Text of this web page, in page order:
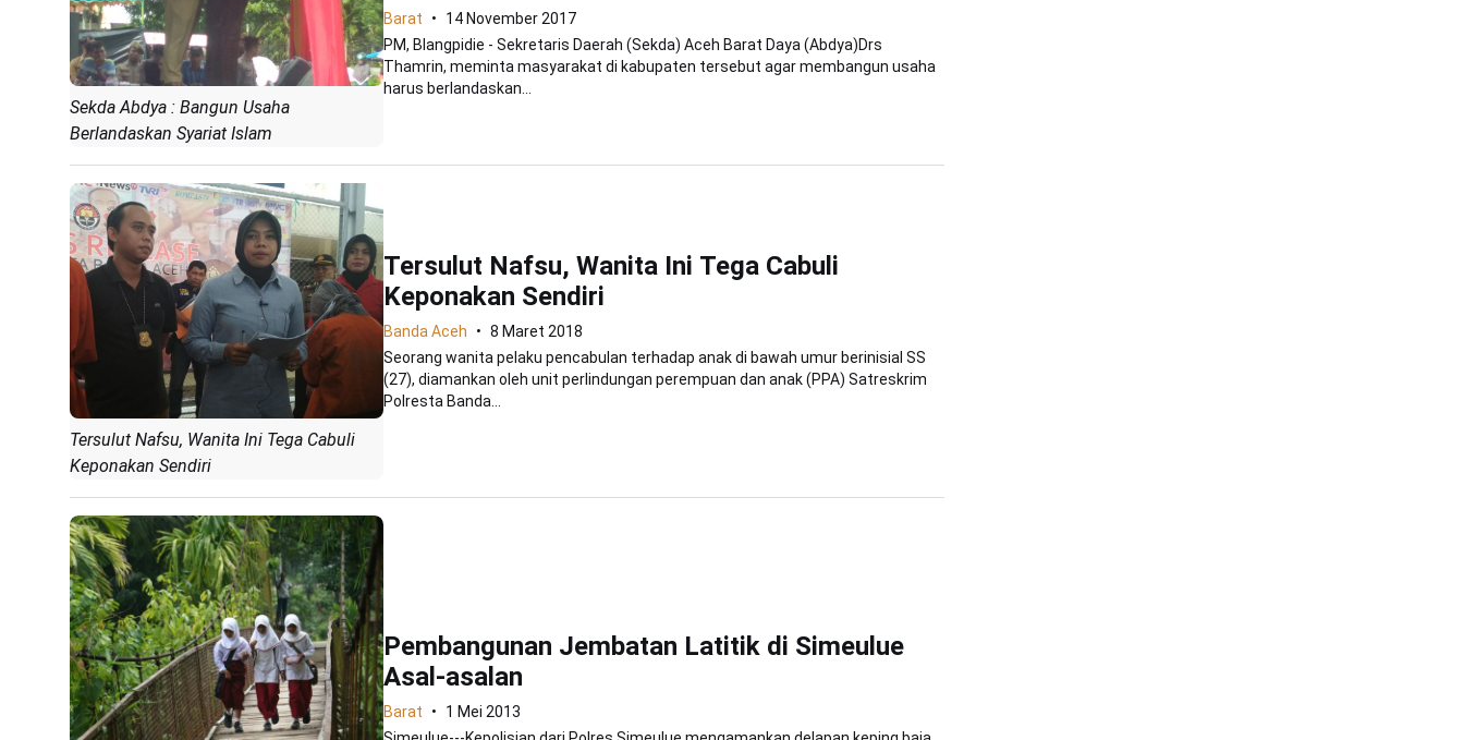
Sekda Abdya : Bangun Usaha
Berlandaskan Syariat Islam
Barat
14 November 2017
PM, Blangpidie - Sekretaris Daerah (Sekda) Aceh Barat Daya (Abdya)Drs
Thamrin, meminta masyarakat di kabupaten tersebut agar membangun usaha
harus berlandaskan...
Tersulut Nafsu, Wanita Ini Tega Cabuli
Keponakan Sendiri
Tersulut Nafsu, Wanita Ini Tega Cabuli
Keponakan Sendiri
Banda Aceh
8 Maret 2018
Seorang wanita pelaku pencabulan terhadap anak di bawah umur berinisial SS
(27), diamankan oleh unit perlindungan perempuan dan anak (PPA) Satreskrim
Polresta Banda...
Pembangunan Jembatan Latitik di Simeulue
Asal-asalan
Barat
1 Mei 2013